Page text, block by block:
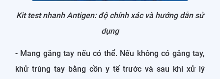
Kit test nhanh Antigen: độ chính xác và hướng dẫn sử
dụng
- Mang găng tay nếu có thể. Nếu không có găng tay,
khử trùng tay bằng cồn y tế trước và sau khi xử lý